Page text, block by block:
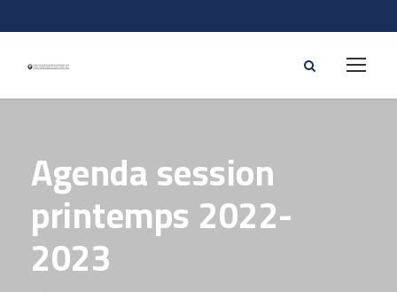
Agenda session
printemps 2022-
2023